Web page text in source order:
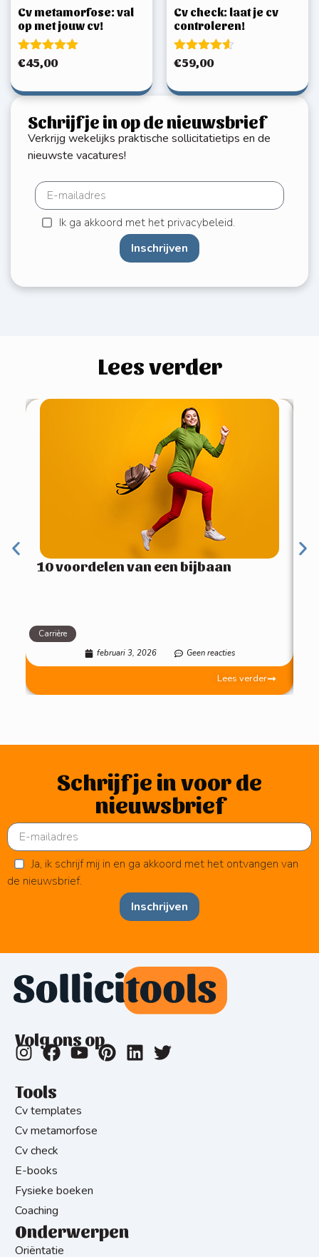
Schrijf je in op de nieuwsbrief
Verkrijg wekelijks praktische sollicitatietips en de
nieuwste vacatures!
Ik ga akkoord met het privacybeleid.
Inschrijven
Cv metamorfose: val
op met jouw cv!
Gewaardeerd
€45,00
Cv check: laat je cv
controleren!
Gewaardeerd
€59,00
Lees verder
Lees verder
10 voordelen van een bijbaan
Carrière
februari 3, 2026 Geen reacties
Schrijf je in voor de
nieuwsbrief
Ja, ik schrijf mij in en ga akkoord met het ontvangen van
de nieuwsbrief.
Inschrijven
Volg ons op
Tools
Cv templates
Cv metamorfose
Cv check
E-books
Fysieke boeken
Coaching
Onderwerpen
Oriëntatie